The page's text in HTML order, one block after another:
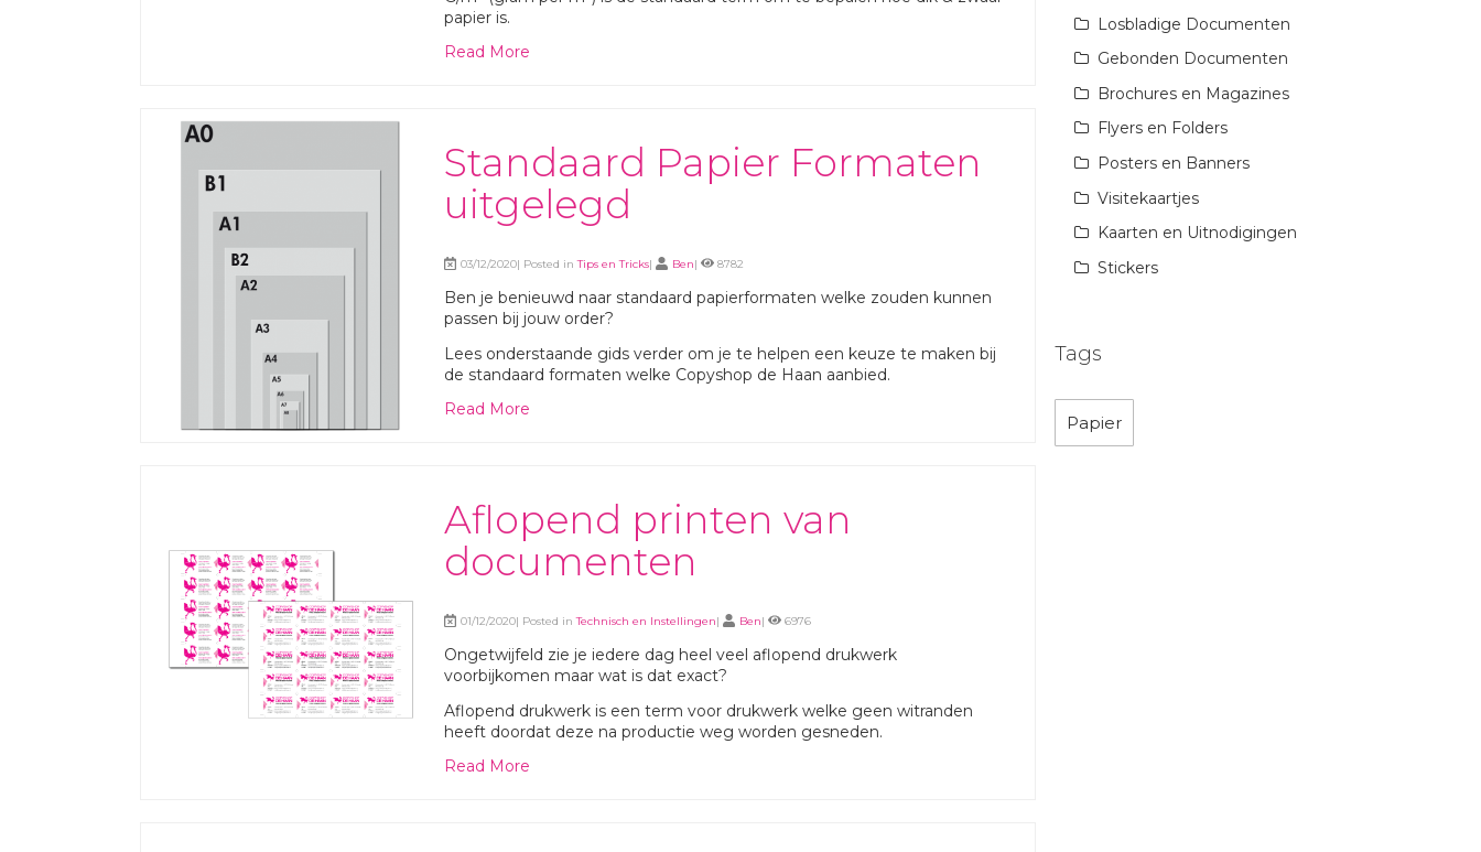
papier is.
Read More
Standaard Papier Formaten
uitgelegd
03/12/2020| Posted inTips en Tricks| Ben| 8782
Ben je benieuwd naar standaard papierformaten welke zouden kunnen
passen bij jouw order?
Lees onderstaande gids verder om je te helpen een keuze te maken bij
de standaard formaten welke Copyshop de Haan aanbied.
Read More
Aflopend printen van
documenten
01/12/2020| Posted inTechnisch en Instellingen| Ben| 6976
Ongetwijfeld zie je iedere dag heel veel aflopend drukwerk
voorbijkomen maar wat is dat exact?
Aflopend drukwerk is een term voor drukwerk welke geen witranden
heeft doordat deze na productie weg worden gesneden.
Read More
Losbladige Documenten
Gebonden Documenten
Brochures en Magazines
Flyers en Folders
Posters en Banners
Visitekaartjes
Kaarten en Uitnodigingen
Stickers
Tags
Papier